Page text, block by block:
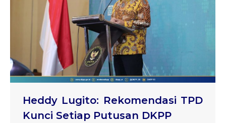
Heddy Lugito: Rekomendasi TPD
Kunci Setiap Putusan DKPP